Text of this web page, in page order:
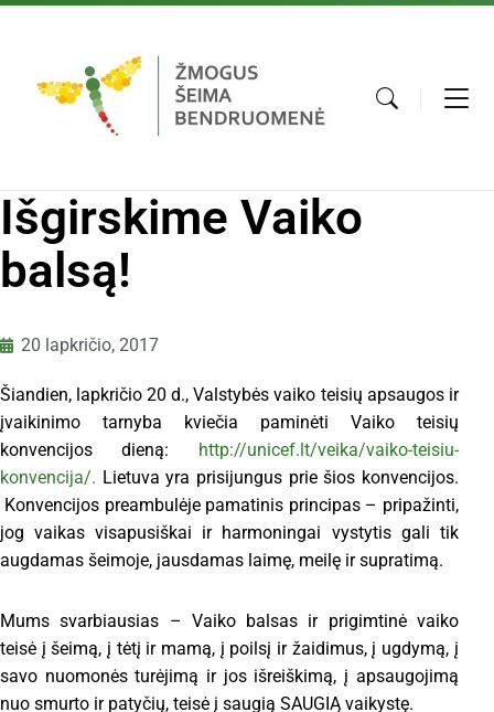
Išgirskime Vaiko
balsą!
20 lapkričio, 2017
Šiandien, lapkričio 20 d., Valstybės vaiko teisių apsaugos ir
įvaikinimo tarnyba kviečia paminėti Vaiko teisių
konvencijos dieną: http://unicef.lt/veika/vaiko-teisiu-
konvencija/. Lietuva yra prisijungus prie šios konvencijos.
Konvencijos preambulėje pamatinis principas – pripažinti,
jog vaikas visapusiškai ir harmoningai vystytis gali tik
augdamas šeimoje, jausdamas laimę, meilę ir supratimą.
Mums svarbiausias – Vaiko balsas ir prigimtinė vaiko
teisė į šeimą, į tėtį ir mamą, į poilsį ir žaidimus, į ugdymą, į
savo nuomonės turėjimą ir jos išreiškimą, į apsaugojimą
nuo smurto ir patyčių, teisė į saugią SAUGIĄ vaikystę.